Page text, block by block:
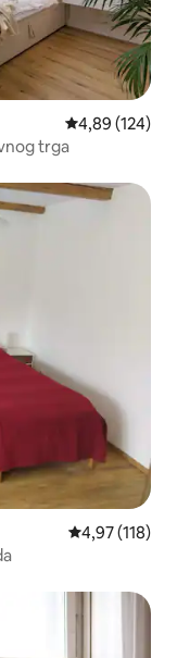
Prosječna
4,89 (124)
trga
Prosječna
4,97 (118)
gosti”